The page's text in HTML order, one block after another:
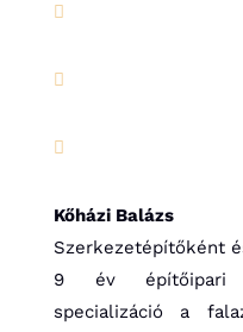



Kőházi Balázs
Szerkezetépítőként
9 év építőipari
specializáció a